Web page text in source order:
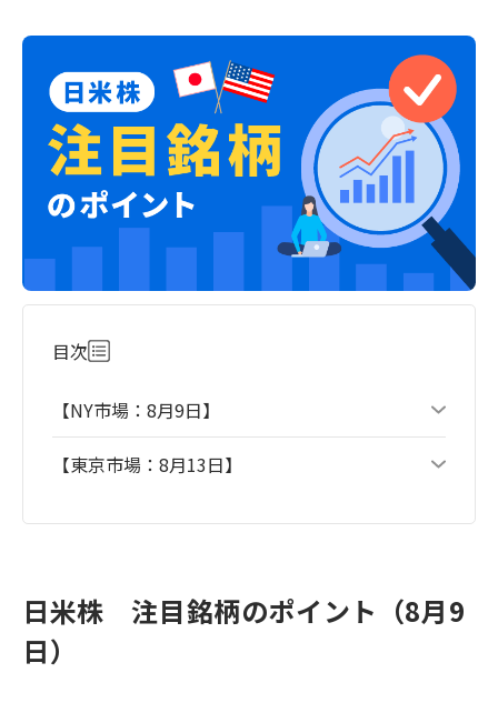
目次
【NY市場：8月9日】
【東京市場：8月13日】
日米株 注目銘柄のポイント（8月9
日）